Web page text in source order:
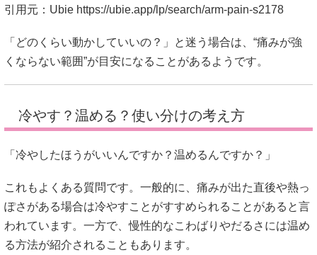
引用元：Ubie https://ubie.app/lp/search/arm-pain-s2178
「どのくらい動かしていいの？」と迷う場合は、“痛みが強
くならない範囲”が目安になることがあるようです。
冷やす？温める？使い分けの考え方
「冷やしたほうがいいんですか？温めるんですか？」
これもよくある質問です。一般的に、痛みが出た直後や熱っ
ぽさがある場合は冷やすことがすすめられることがあると言
われています。一方で、慢性的なこわばりやだるさには温め
る方法が紹介されることもあります。